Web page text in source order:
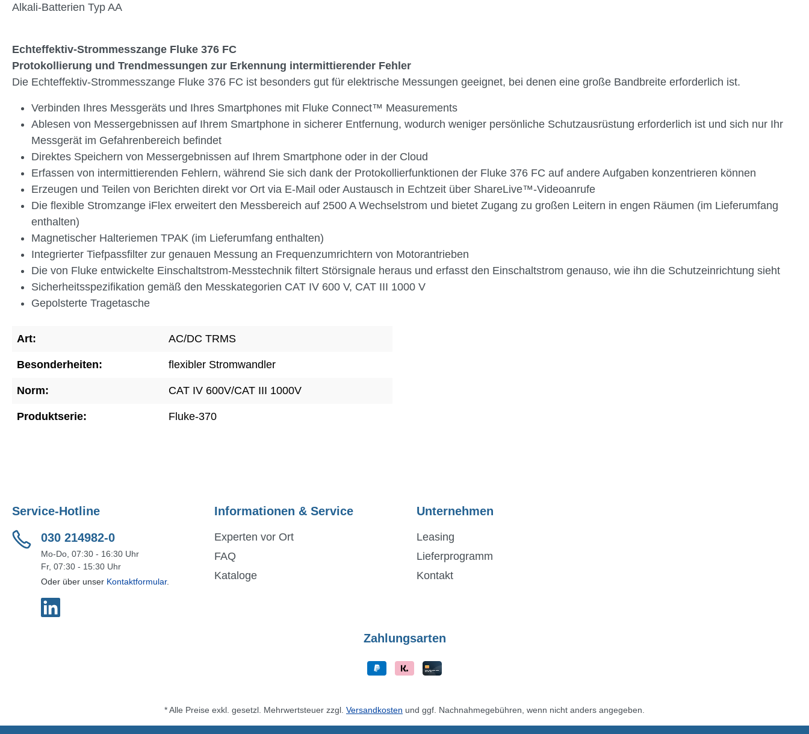
Alkali-Batterien Typ AA
Echteffektiv-Strommesszange Fluke 376 FC
Protokollierung und Trendmessungen zur Erkennung intermittierender Fehler
Die Echteffektiv-Strommesszange Fluke 376 FC ist besonders gut für elektrische Messungen geeignet, bei denen eine große Bandbreite erforderlich ist.
Verbinden Ihres Messgeräts und Ihres Smartphones mit Fluke Connect™ Measurements
Ablesen von Messergebnissen auf Ihrem Smartphone in sicherer Entfernung, wodurch weniger persönliche Schutzausrüstung erforderlich ist und sich nur Ihr
Messgerät im Gefahrenbereich befindet
Direktes Speichern von Messergebnissen auf Ihrem Smartphone oder in der Cloud
Erfassen von intermittierenden Fehlern, während Sie sich dank der Protokollierfunktionen der Fluke 376 FC auf andere Aufgaben konzentrieren können
Erzeugen und Teilen von Berichten direkt vor Ort via E-Mail oder Austausch in Echtzeit über ShareLive™-Videoanrufe
Die flexible Stromzange iFlex erweitert den Messbereich auf 2500 A Wechselstrom und bietet Zugang zu großen Leitern in engen Räumen (im Lieferumfang
enthalten)
Magnetischer Halteriemen TPAK (im Lieferumfang enthalten)
Integrierter Tiefpassfilter zur genauen Messung an Frequenzumrichtern von Motorantrieben
Die von Fluke entwickelte Einschaltstrom-Messtechnik filtert Störsignale heraus und erfasst den Einschaltstrom genauso, wie ihn die Schutzeinrichtung sieht
Sicherheitsspezifikation gemäß den Messkategorien CAT IV 600 V, CAT III 1000 V
Gepolsterte Tragetasche
Art: AC/DC TRMS
Besonderheiten: flexibler Stromwandler
Norm: CAT IV 600V/CAT III 1000V
Produktserie: Fluke-370
Service-Hotline
030 214982-0
Mo-Do, 07:30 - 16:30 Uhr
Fr, 07:30 - 15:30 Uhr
Oder über unser Kontaktformular.
Informationen & Service
Experten vor Ort
FAQ
Kataloge
Unternehmen
Leasing
Lieferprogramm
Kontakt
Zahlungsarten
* Alle Preise exkl. gesetzl. Mehrwertsteuer zzgl. Versandkosten und ggf. Nachnahmegebühren, wenn nicht anders angegeben.